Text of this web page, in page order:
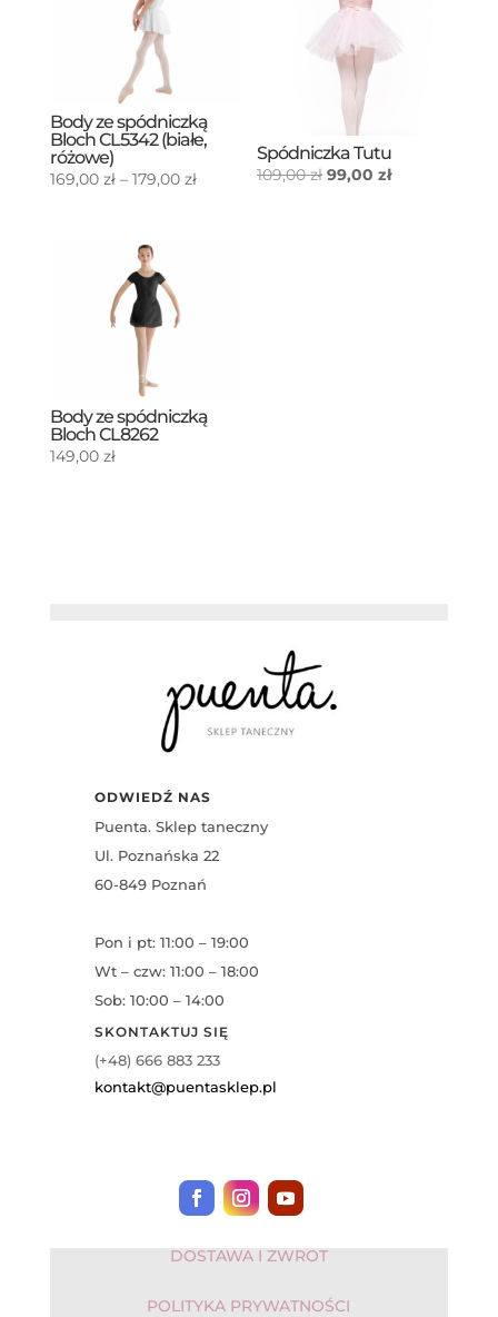
Body ze spódniczką
Bloch CL5342 (białe,
różowe)
169,00 zł – 179,00 złZakres
Spódniczka Tutu
109,00zł Pierwotna
99,00złAktualna
Body ze spódniczką
Bloch CL8262
149,00 zł
ODWIEDŹ NAS
Puenta. Sklep taneczny
Ul. Poznańska 22
60-849 Poznań
Pon i pt: 11:00 – 19:00
Wt – czw: 11:00 – 18:00
Sob: 10:00 – 14:00
SKONTAKTUJ SIĘ
(+48) 666 883 233
kontakt@puentasklep.pl
DOSTAWA I ZWROT
POLITYKA PRYWATNOŚCI